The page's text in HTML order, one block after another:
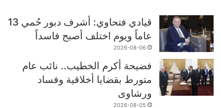
قيادي فتحاوي: أشرف دبور حُمي 13
عاماً ويوم اختلف أصبح فاسداً
2026-08-06
فضيحة أكرم الخطيب.. نائب عام
متورط بقضايا أخلاقية وفساد
ورشاوى
2026-08-05